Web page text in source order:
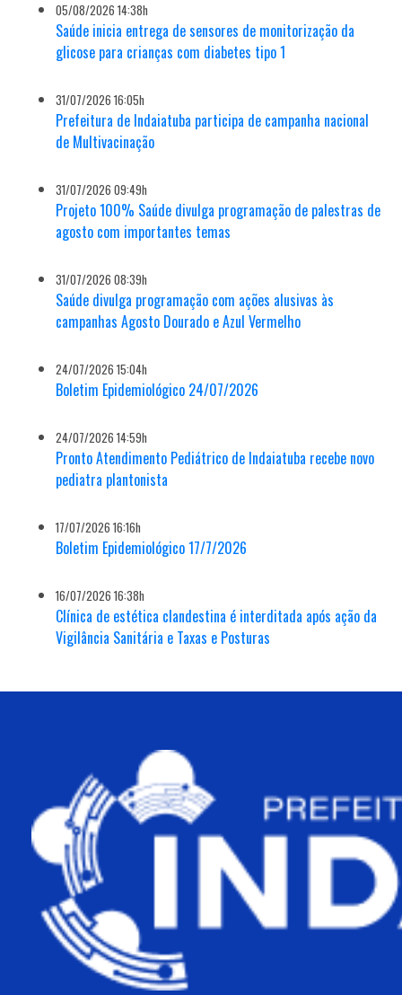
05/08/2026 14:38h
Saúde inicia entrega de sensores de monitorização da
glicose para crianças com diabetes tipo 1
31/07/2026 16:05h
Prefeitura de Indaiatuba participa de campanha nacional
de Multivacinação
31/07/2026 09:49h
Projeto 100% Saúde divulga programação de palestras de
agosto com importantes temas
31/07/2026 08:39h
Saúde divulga programação com ações alusivas às
campanhas Agosto Dourado e Azul Vermelho
24/07/2026 15:04h
Boletim Epidemiológico 24/07/2026
24/07/2026 14:59h
Pronto Atendimento Pediátrico de Indaiatuba recebe novo
pediatra plantonista
17/07/2026 16:16h
Boletim Epidemiológico 17/7/2026
16/07/2026 16:38h
Clínica de estética clandestina é interditada após ação da
Vigilância Sanitária e Taxas e Posturas